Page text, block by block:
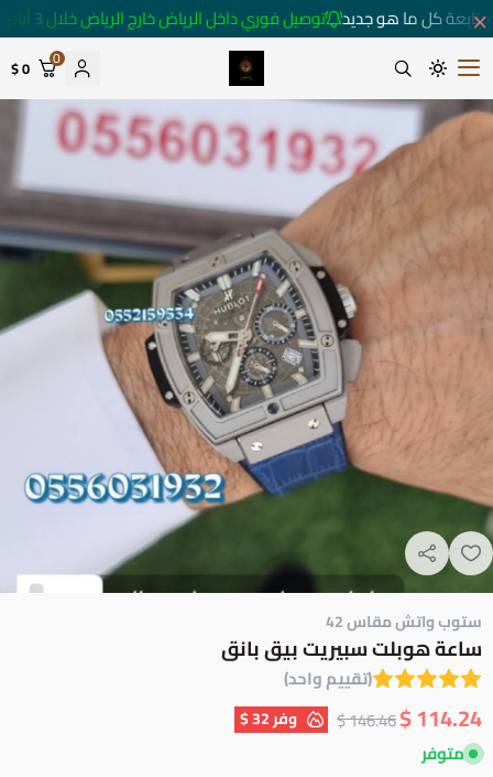
كل ما هو جديد توصيل فوري داخل الرياض خارج الرياض خلال 3 أيام 🚚
متجر ساعات رومانس
0
0 $
ستوب واتش مقاس 42
ساعة هوبلت سبيريت بيق بانق
(تقييم واحد)
114.24 $
146.46 $ وفر32 $
متوفر